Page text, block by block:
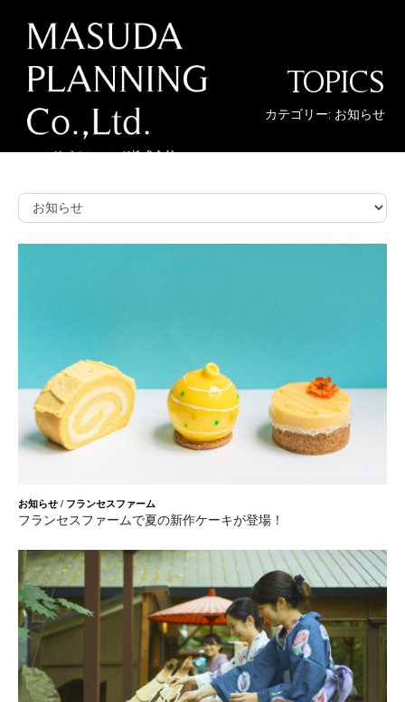
TOPICS
カテゴリー: お知らせ
お知らせ / フランセスファーム
フランセスファームで夏の新作ケーキが登場！